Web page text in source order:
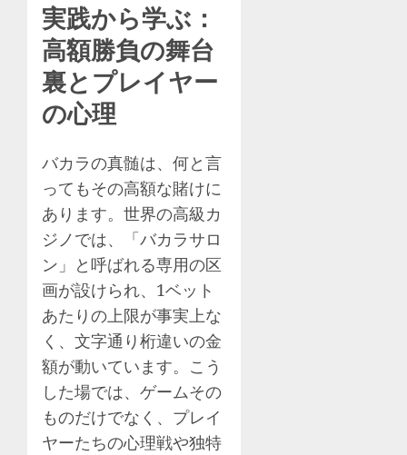
実践から学ぶ：
高額勝負の舞台
裏とプレイヤー
の心理
バカラの真髄は、何と言
ってもその高額な賭けに
あります。世界の高級カ
ジノでは、「バカラサロ
ン」と呼ばれる専用の区
画が設けられ、1ベット
あたりの上限が事実上な
く、文字通り桁違いの金
額が動いています。こう
した場では、ゲームその
ものだけでなく、プレイ
ヤーたちの心理戦や独特